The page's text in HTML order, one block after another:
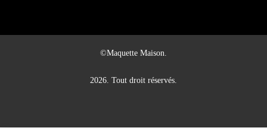
©Maquette Maison.
2026. Tout droit réservés.